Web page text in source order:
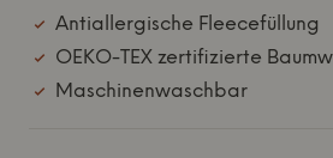
Antiallergische Fleecefüllung
OEKO-TEX zertifizierte
Maschinenwaschbar